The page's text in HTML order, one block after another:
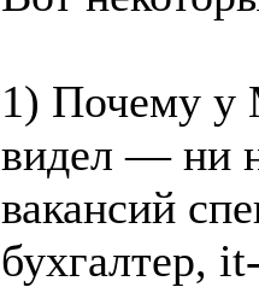
1) Почему у
видел — ни
вакансий
бухгалтер,